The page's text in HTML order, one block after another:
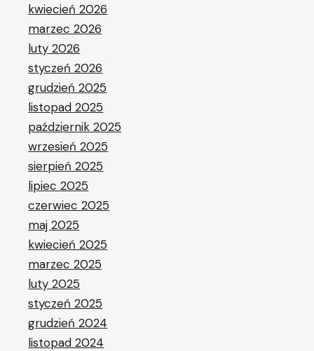
kwiecień 2026
marzec 2026
luty 2026
styczeń 2026
grudzień 2025
listopad 2025
październik 2025
wrzesień 2025
sierpień 2025
lipiec 2025
czerwiec 2025
maj 2025
kwiecień 2025
marzec 2025
luty 2025
styczeń 2025
grudzień 2024
listopad 2024